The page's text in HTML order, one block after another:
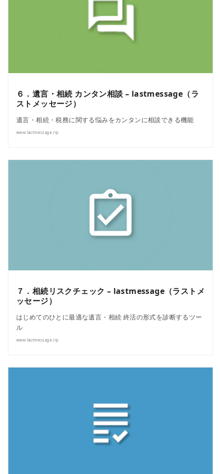
６．遺言・相続 カンタン相談 – lastmessage（ラ
ストメッセージ）
遺言・相続・税務に関する悩みをカンタンに相談できる機能
www.lastmessage.rip
７．相続リスクチェック – lastmessage（ラストメ
ッセージ）
はじめてのひとに最適な遺言・相続 終活の形式を診断するツー
ル
www.lastmessage.rip